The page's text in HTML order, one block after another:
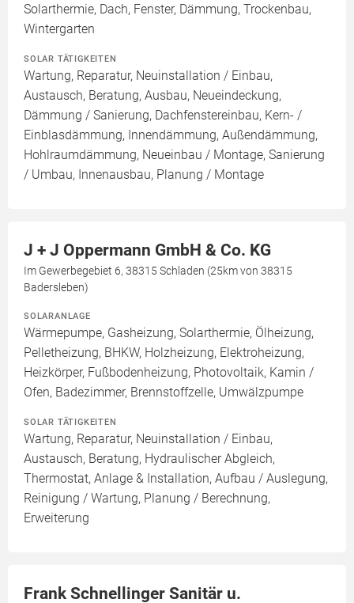
Solarthermie, Dach, Fenster, Dämmung, Trockenbau,
Wintergarten
SOLAR TÄTIGKEITEN
Wartung, Reparatur, Neuinstallation / Einbau,
Austausch, Beratung, Ausbau, Neueindeckung,
Dämmung / Sanierung, Dachfenstereinbau, Kern- /
Einblasdämmung, Innendämmung, Außendämmung,
Hohlraumdämmung, Neueinbau / Montage, Sanierung
/ Umbau, Innenausbau, Planung / Montage
J + J Oppermann GmbH & Co. KG
Im Gewerbegebiet 6, 38315 Schladen (25km von 38315
Badersleben)
SOLARANLAGE
Wärmepumpe, Gasheizung, Solarthermie, Ölheizung,
Pelletheizung, BHKW, Holzheizung, Elektroheizung,
Heizkörper, Fußbodenheizung, Photovoltaik, Kamin /
Ofen, Badezimmer, Brennstoffzelle, Umwälzpumpe
SOLAR TÄTIGKEITEN
Wartung, Reparatur, Neuinstallation / Einbau,
Austausch, Beratung, Hydraulischer Abgleich,
Thermostat, Anlage & Installation, Aufbau / Auslegung,
Reinigung / Wartung, Planung / Berechnung,
Erweiterung
Frank Schnellinger Sanitär u.